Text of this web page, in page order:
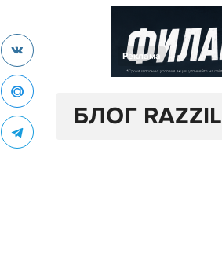
Реклама
БЛОГ RAZZIL